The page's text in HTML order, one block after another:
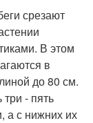
срезают
В этом
в
до 80 см.
- пять
а с нижних их